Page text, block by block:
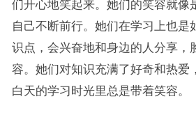
们开心地笑起来。她们的笑容就像
自己不断前行。她们在学习上也是
识点，会兴奋地和身边的人分享，
容。她们对知识充满了好奇和热爱
白天的学习时光里总是带着笑容。